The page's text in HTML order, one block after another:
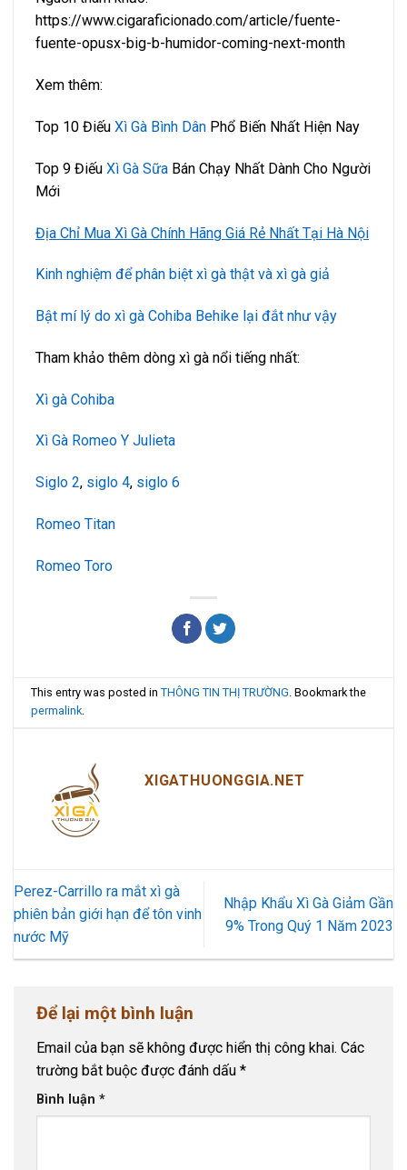
https://www.cigaraficionado.com/article/fuente-
fuente-opusx-big-b-humidor-coming-next-month
Xem thêm:
Top 10 Điếu Xì Gà Bình Dân Phổ Biến Nhất Hiện Nay
Top 9 Điếu Xì Gà Sữa Bán Chạy Nhất Dành Cho Người
Mới
Địa Chỉ Mua Xì Gà Chính Hãng Giá Rẻ Nhất Tại Hà Nội
Kinh nghiệm để phân biệt xì gà thật và xì gà giả
Bật mí lý do xì gà Cohiba Behike lại đắt như vậy
Tham khảo thêm dòng xì gà nổi tiếng nhất:
Xì gà Cohiba
Xì Gà Romeo Y Julieta
Siglo 2, siglo 4, siglo 6
Romeo Titan
Romeo Toro
This entry was posted inTHÔNG TIN THỊ TRƯỜNG. Bookmark the
permalink.
XIGATHUONGGIA.NET
Perez-Carrillo ra mắt xì gà
phiên bản giới hạn để tôn vinh
nước Mỹ
Nhập Khẩu Xì Gà Giảm Gần
9% Trong Quý 1 Năm 2023
Để lại một bình luận
Email của bạn sẽ không được hiển thị công khai. Các
trường bắt buộc được đánh dấu *
Bình luận *